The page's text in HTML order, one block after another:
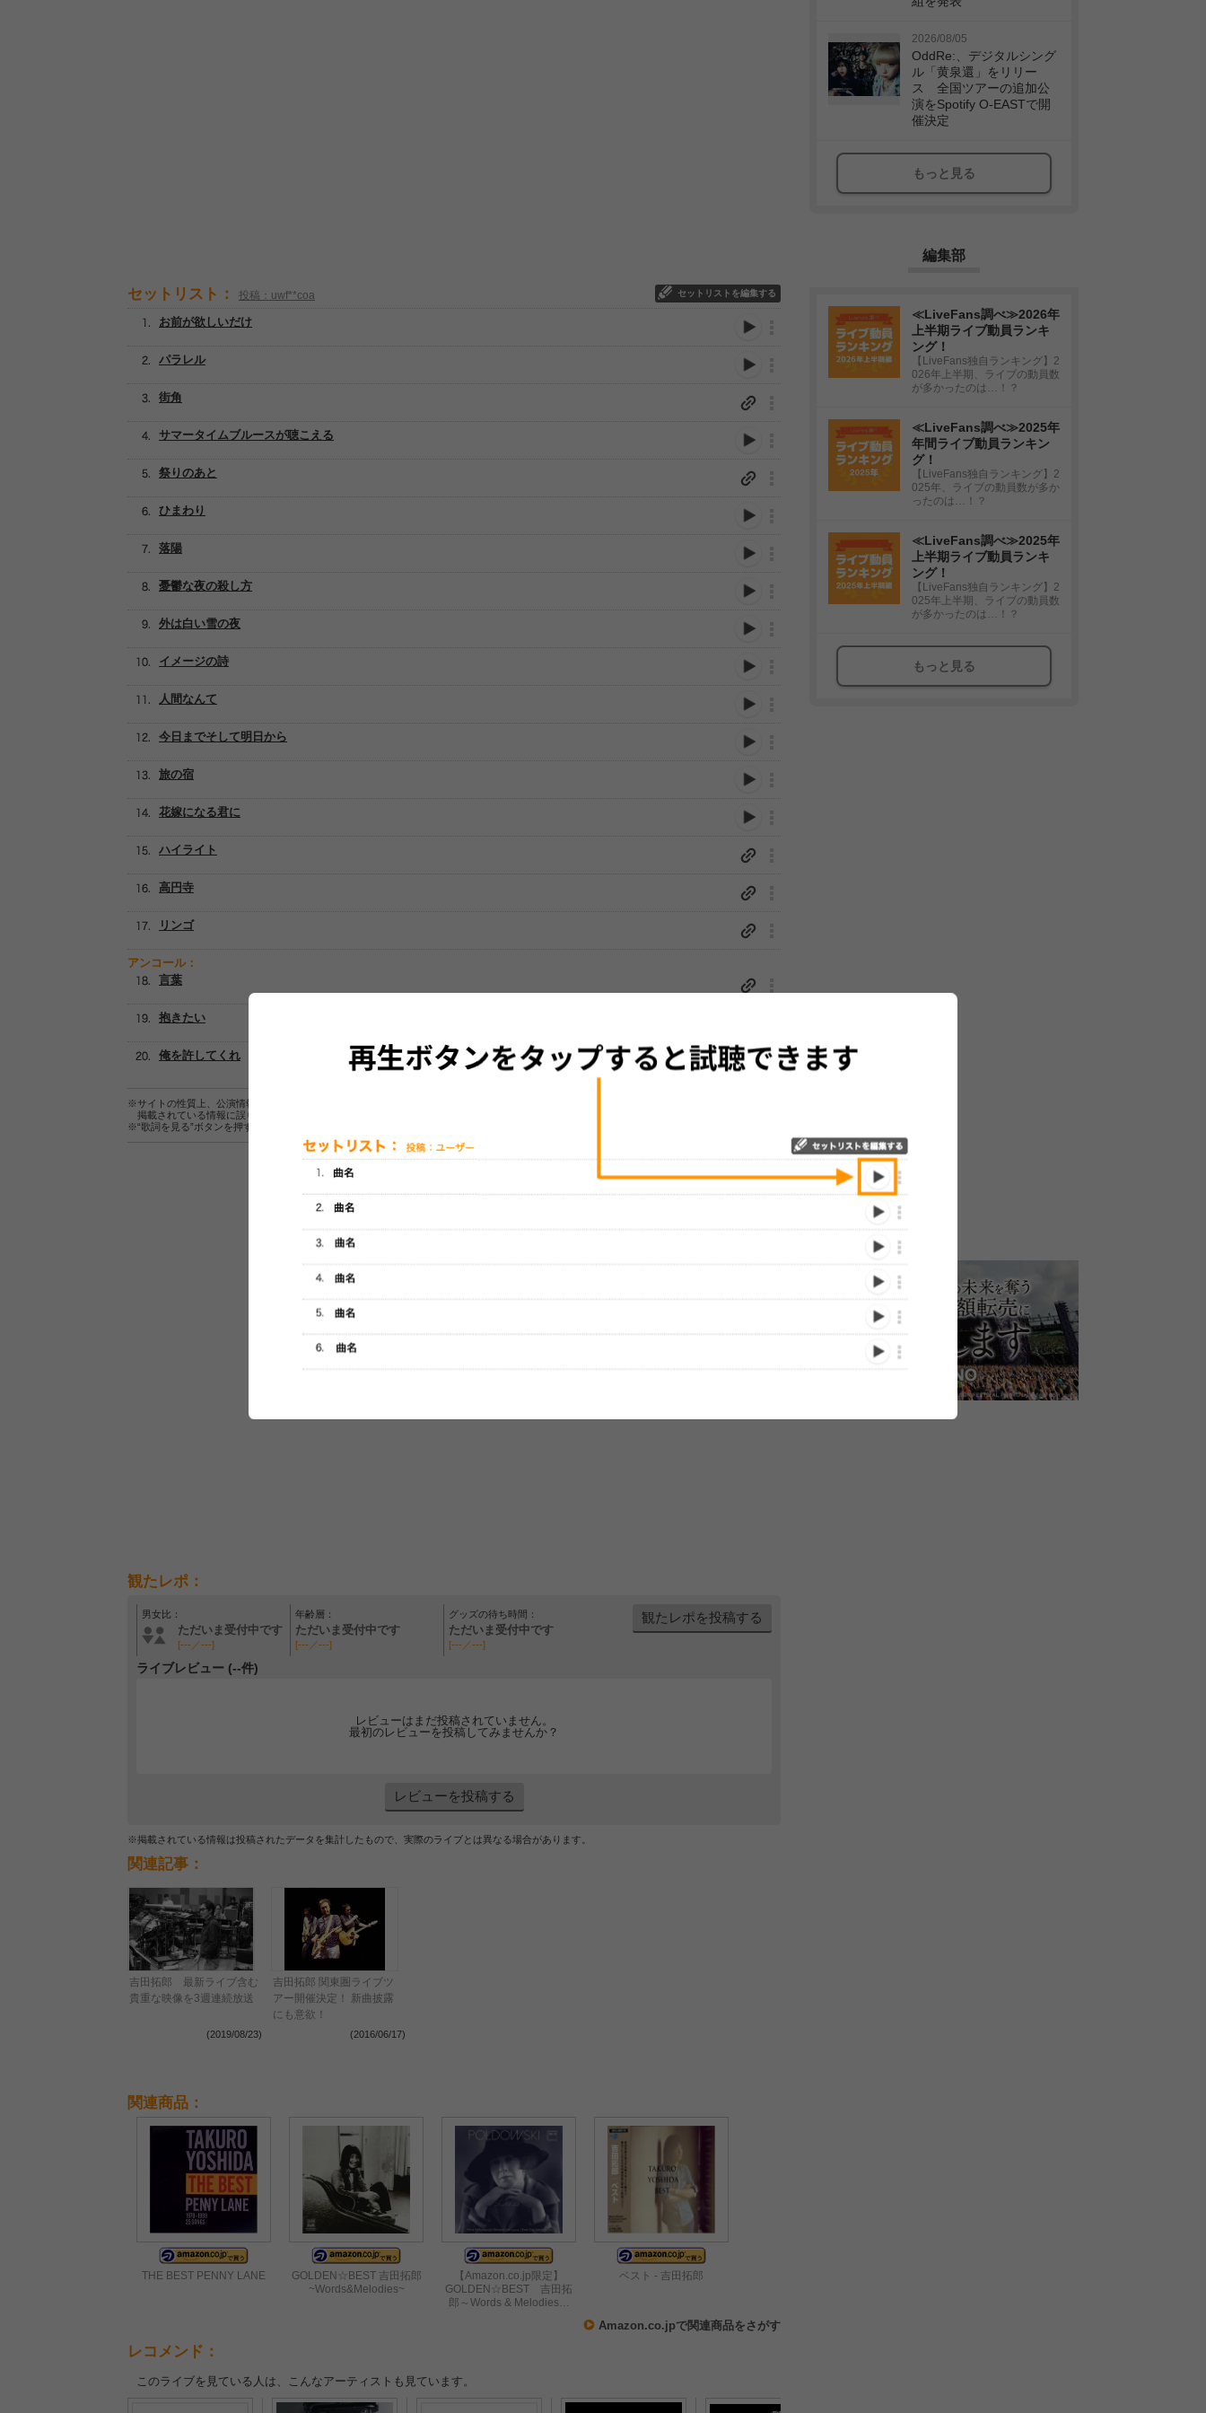
セットリスト： 投稿：uwf**coa セットリストを編集する
外は白い雪の夜
パラレル
祭りのあと
サマータイムブルースが聴こえる
街角
憂鬱な夜の殺し方
落陽
ひまわり
お前が欲しいだけ
イメージの詩
人間なんて
今日までそして明日から
旅の宿
花嫁になる君に
ハイライト
高円寺
リンゴ
アンコール：
言葉
抱きたい
俺を許してくれ
※サイトの性質上、公演情報およびセットリスト情報の正確性は保証されませんので、あらかじめご了承ください。
掲載されている情報に誤りがある場合は、
※“歌詞を見る”ボタンを押すと、株式会社ページワンが運営する歌詞サイト「
セットリストをプレイリストにして保存する
観たレポ：
男女比：
ただいま受付中です
[---／---]
年齢層：
ただいま受付中です
[---／---]
グッズの待ち時間：
ただいま受付中です
[---／---]
観たレポを投稿する
ライブレビュー (--件)
レビューはまだ投稿されていません。
最初のレビューを投稿してみませんか？
レビューを投稿する
※掲載されている情報は投稿されたデータを集計したもので、実際のライブとは異なる場合があります。
関連記事：
吉田拓郎 最新ライブ含む
貴重な映像を3週連続放送
(2019/08/23)
吉田拓郎 関東圏ライブツ
アー開催決定！ 新曲披露
にも意欲！
(2016/06/17)
関連商品：
THE BEST PENNY LANE
GOLDEN☆BEST 吉田拓郎
~Words&Melodies~
【Amazon.co.jp限定】
GOLDEN☆BEST 吉田拓
郎～Words & Melodies…
ベスト - 吉田拓郎
Amazon.co.jpで関連商品をさがす
レコメンド：
このライブを見ている人は、こんなアーティストも見ています。
2026/08/05
OddRe:、デジタルシング
ル「黄泉還」をリリー
ス 全国ツアーの追加公
演をSpotify O-EASTで開
催決定
もっと見る
編集部
≪LiveFans調べ≫2026年
上半期ライブ動員ランキ
ング！
【LiveFans独自ランキング】2
026年上半期、ライブの動員数
が多かったのは…！？
≪LiveFans調べ≫2025年
年間ライブ動員ランキン
グ！
【LiveFans独自ランキング】2
025年、ライブの動員数が多か
ったのは…！？
≪LiveFans調べ≫2025年
上半期ライブ動員ランキ
ング！
【LiveFans独自ランキング】2
025年上半期、ライブの動員数
が多かったのは…！？
もっと見る